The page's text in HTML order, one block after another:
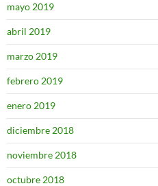
mayo 2019
abril 2019
marzo 2019
febrero 2019
enero 2019
diciembre 2018
noviembre 2018
octubre 2018